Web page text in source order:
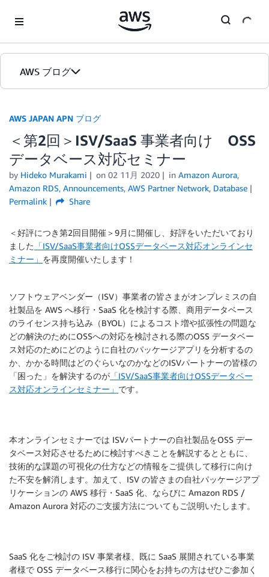
AWS ブログ
カテゴリ
エディション
AWS JAPAN APN ブログ
＜第2回＞ISV/SaaS 事業者向け OSS
データベース対応セミナー
by Hideko Murakami on 02 11月 2020 in Amazon Aurora,
Amazon RDS, Announcements, AWS Partner Network, Database
Permalink
Share
＜好評につき第2回目開催＞9月に開催し、好評をいただいており
ました 「ISV/SaaS事業者向けOSSデータベース対応オンラインセ
ミナー」 を再度開催いたします！
ソフトウェアベンダー（ISV）事業者の皆さまがオンプレミスの自
社製品を AWS へ移行・SaaS 化を検討する際、商用データベース
のライセンス持ち込み（BYOL）によるコスト増や拡張性の問題な
どの解決のためにOSSへの対応を検討される際のOSS データベー
ス対応のためにどのように自社のパッケージアプリを分析するの
か、かかる時間はどのぐらいなのかなどのISVパートナーの皆様の
「困った」を解決するのが 「ISV/SaaS事業者向けOSSデータベー
ス対応オンラインセミナー」 です。
本オンラインセミナーでは ISVパートナーの自社製品をOSS デー
タベース対応させるために検討すべきことを解説するとともに、
技術的な課題の可視化の仕方などの情報をご提供して移行に向け
た不安を解消します。加えて、ISV の皆さまの自社パッケージアプ
リケーションの AWS 移行・SaaS 化、ならびに Amazon RDS /
Amazon Aurora 対応のご支援方法についてもご説明いたします。
SaaS 化をご検討の ISV 事業者様、既に SaaS 展開されている事業
者様で OSS データベース移行に関心をお持ちの方はぜひご参加く